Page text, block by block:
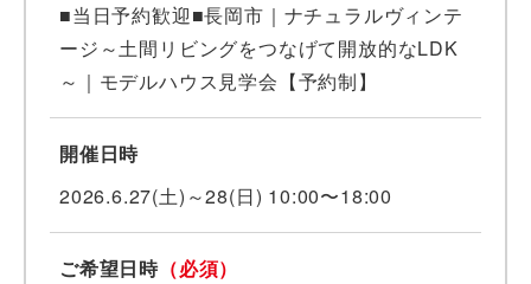
■当日予約歓迎■長岡市｜ナチュラルヴィンテ
ージ～土間リビングをつなげて開放的なLDK
～｜モデルハウス見学会【予約制】
開催日時
2026.6.27(土)～28(日) 10:00〜18:00
ご希望日時 （必須）